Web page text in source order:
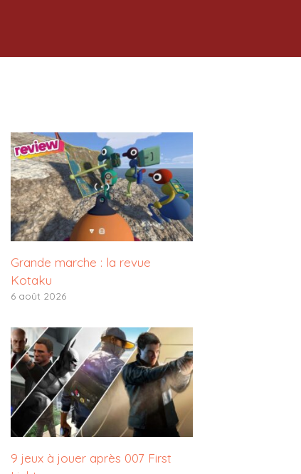
Grande marche : la revue
Kotaku
6 août 2026
9 jeux à jouer après 007 First